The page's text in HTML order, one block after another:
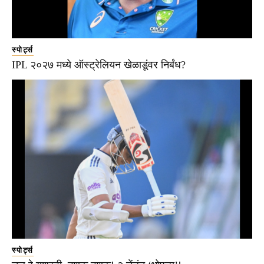
स्पोर्ट्स
IPL २०२७ मध्ये ऑस्ट्रेलियन खेळाडूंवर निर्बंध?
स्पोर्ट्स